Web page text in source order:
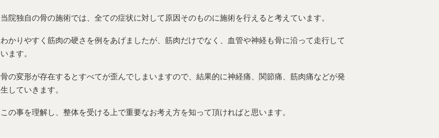
当院独自の骨の施術では、全ての症状に対して原因そのものに施術を行えると考えています。
わかりやすく筋肉の硬さを例をあげましたが、筋肉だけでなく、血管や神経も骨に沿って走行して
います。
骨の変形が存在するとすべてが歪んでしまいますので、結果的に神経痛、関節痛、筋肉痛などが発
生していきます。
この事を理解し、整体を受ける上で重要なお考え方を知って頂ければと思います。